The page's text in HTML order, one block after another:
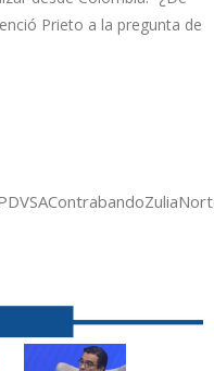
Prieto a la pregunta de
ContrabandoZulia